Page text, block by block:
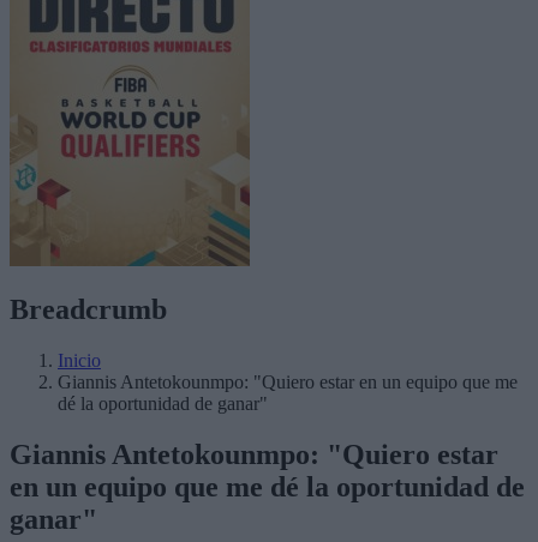
Breadcrumb
Inicio
Giannis Antetokounmpo: "Quiero estar en un equipo que me
dé la oportunidad de ganar"
Giannis Antetokounmpo: "Quiero estar
en un equipo que me dé la oportunidad de
ganar"